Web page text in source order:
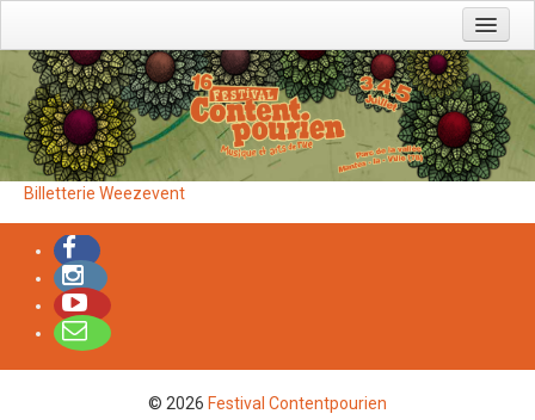
Prochains événements
L'association
Devenir bénévole
Agenda
Charte eco-festival
Partenaires
Contact
Faire un don
Editions précédentes
Billetterie Weezevent
© 2026 Festival Contentpourien